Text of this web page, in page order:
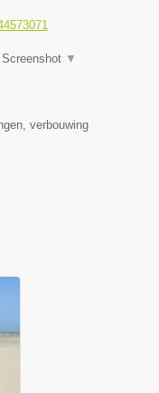
Screenshot ▼
verbouwing